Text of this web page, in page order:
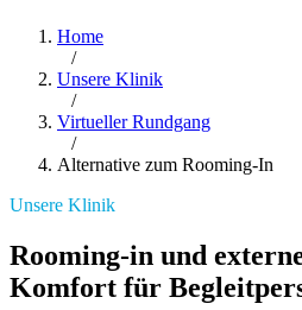
Home
/
Unsere Klinik
/
Virtueller Rundgang
/
Alternative zum Rooming-In
Unsere Klinik
Rooming-in und
Komfort für